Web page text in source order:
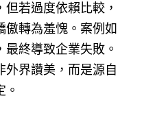
但若過度依賴比較，
傲轉為羞愧。案例如
終導致企業失敗。
外界讚美，而是源自